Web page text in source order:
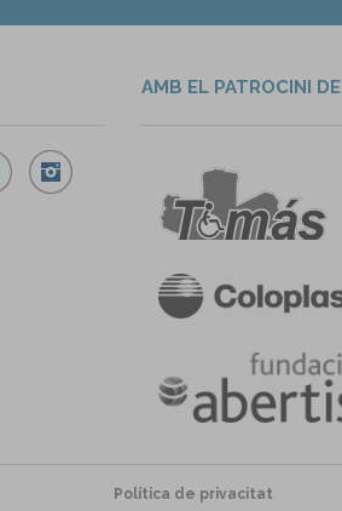
AMB EL PATROCINI DE
Política de privacitat